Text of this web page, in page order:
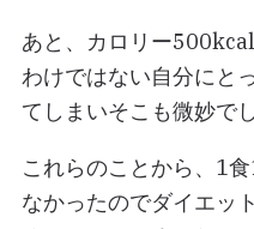
あと、カロリー
わけではない自分にと
てしまいそこも微妙でし
これらのことから、1
なかったのでダイエッ